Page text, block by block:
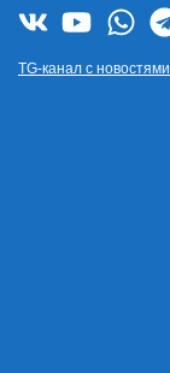
TG-канал с новостями